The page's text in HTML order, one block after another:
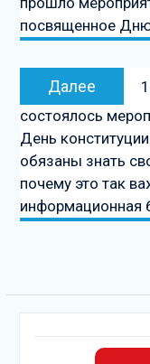
записям
посвященное
Далее
состоялось
День
обязаны знать
почему это так
информационная